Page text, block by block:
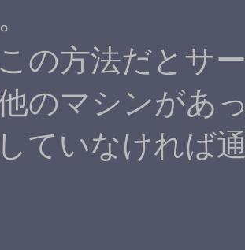
の方法だとサ
のマシンがあ
ていなければ